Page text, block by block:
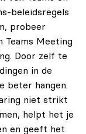
beleidsregels
probeer
Teams Meeting
Door zelf te
in de
beter hangen.
niet strikt
helpt het je
en geeft het